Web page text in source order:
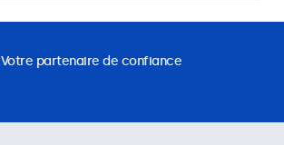
Votre partenaire de confiance